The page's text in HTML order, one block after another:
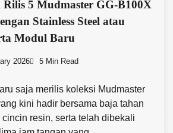
Rilis 5 Mudmaster GG-B100X
Stainless Steel atau
Modul Baru
2026 5 Min Read
saja merilis koleksi Mudmaster
kini hadir bersama baja tahan
resin, serta telah dibekali